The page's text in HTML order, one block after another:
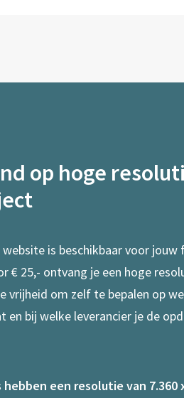
op hoge
is beschikbaar voor
€ 25,- ontvang je een hoge
vrijheid om zelf te bepalen op
bij welke leverancier je de
hebben een resolutie van 7.360